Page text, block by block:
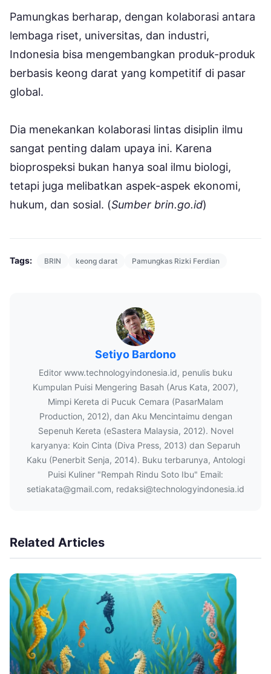
Pamungkas berharap, dengan kolaborasi antara
lembaga riset, universitas, dan industri,
Indonesia bisa mengembangkan produk-produk
berbasis keong darat yang kompetitif di pasar
global.
Dia menekankan kolaborasi lintas disiplin ilmu
sangat penting dalam upaya ini. Karena
bioprospeksi bukan hanya soal ilmu biologi,
tetapi juga melibatkan aspek-aspek ekonomi,
hukum, dan sosial. (Sumber brin.go.id)
Tags: BRIN keong darat Pamungkas Rizki Ferdian
Setiyo Bardono
Editor www.technologyindonesia.id, penulis buku
Kumpulan Puisi Mengering Basah (Arus Kata, 2007),
Mimpi Kereta di Pucuk Cemara (PasarMalam
Production, 2012), dan Aku Mencintaimu dengan
Sepenuh Kereta (eSastera Malaysia, 2012). Novel
karyanya: Koin Cinta (Diva Press, 2013) dan Separuh
Kaku (Penerbit Senja, 2014). Buku terbarunya, Antologi
Puisi Kuliner "Rempah Rindu Soto Ibu" Email:
setiakata@gmail.com, redaksi@technologyindonesia.id
Related Articles